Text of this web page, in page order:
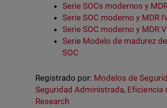
Serie SOCs modernos y
Serie SOC moderno y MDR
Serie SOC moderno y MDR
Serie Modelo de madurez
SOC
Registrado por: Modelos de
Seguridad Administrada, Eficiencia
Research